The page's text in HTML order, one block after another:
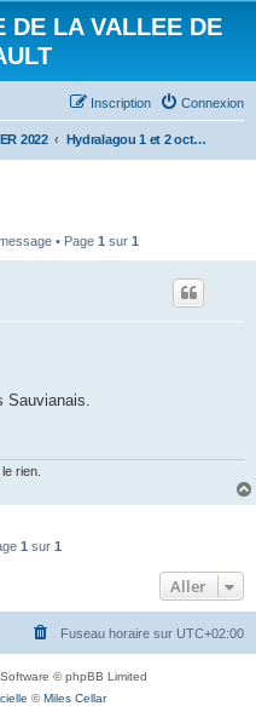
DE LA VALLEE DE
Connexion
Inscription
2022 Hydralagou 1 et 2 octobre 2022
• Page 1 sur 1
Sauvianais.
rien.
1 sur 1
Aller
Fuseau horaire sur UTC+02:00
© phpBB Limited
©Miles Cellar